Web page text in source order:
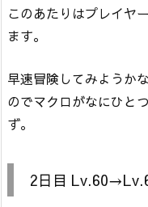
このあたりはプレイヤ
ます。
早速冒険してみようか
のでマクロがなにひと
ず。
2日目